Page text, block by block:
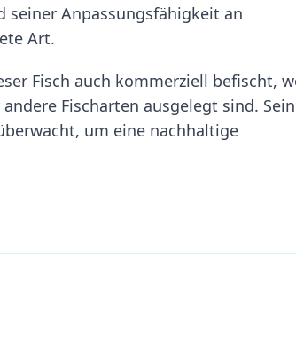
Anpassungsfähigkeit an
Art.
Fisch auch kommerziell befischt,
Fischarten ausgelegt sind.
um eine nachhaltige